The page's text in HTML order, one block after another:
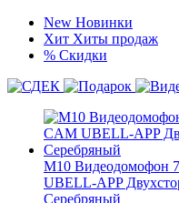
New Новинки
Хит Хиты продаж
% Скидки
M10 Видеодомофон
UBELL-APP
Серебряный